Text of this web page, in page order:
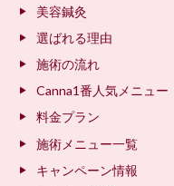
美容鍼灸
選ばれる理由
施術の流れ
Canna1番人気メニュー
料金プラン
施術メニュー一覧
キャンペーン情報